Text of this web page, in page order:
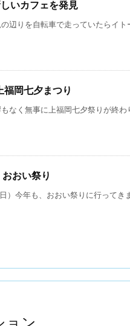
いカフェを発見
辺りを自転車で走っていたらイ
岡七夕まつり
なく無事に上福岡七夕祭りが終
おい祭り
）今年も、おおい祭りに行って
ョン